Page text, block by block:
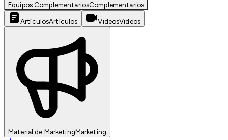
Equipos ComplementariosComplementarios
ArtículosArtículos VideosVideos
Material de MarketingMarketing